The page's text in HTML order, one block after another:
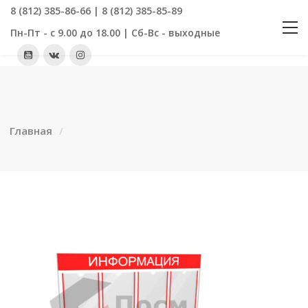
8 (812) 385-86-66 | 8 (812) 385-85-89
Пн-Пт - с 9.00 до 18.00 | Сб-Вс - выходные
Главная